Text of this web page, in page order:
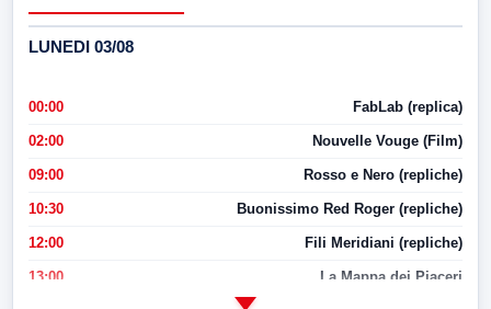
LUNEDI 03/08
00:00 FabLab (replica)
02:00 Nouvelle Vouge (Film)
09:00 Rosso e Nero (repliche)
10:30 Buonissimo Red Roger (repliche)
12:00 Fili Meridiani (repliche)
13:00 La Mappa dei Piaceri